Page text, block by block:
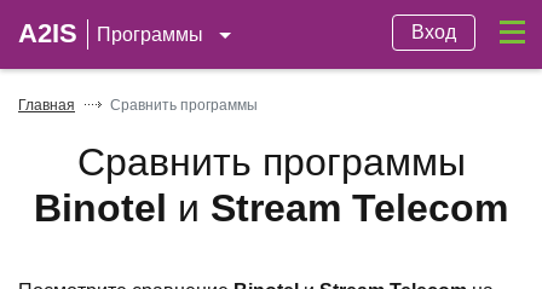
A2IS Программы Вход
Главная Сравнить программы
Сравнить программы
Binotel и Stream Telecom